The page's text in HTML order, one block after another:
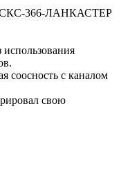
СКС-366-ЛАНКАСТЕР
соосность с каналом
свою